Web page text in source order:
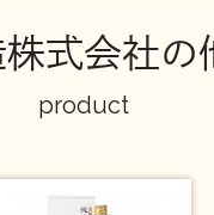
式会社の
product